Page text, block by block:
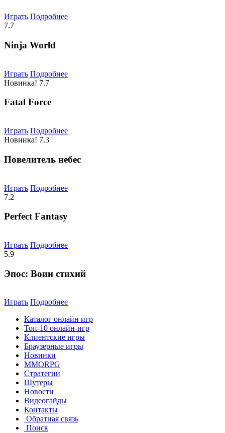
Играть Подробнее
7.7
Ninja World
Играть Подробнее
Новинка! 7.7
Fatal Force
Играть Подробнее
Новинка! 7.3
Повелитель небес
Играть Подробнее
7.2
Perfect Fantasy
Играть Подробнее
5.9
Эпос: Воин стихий
Играть Подробнее
Каталог онлайн игр
Топ-10 онлайн-игр
Клиентские игры
Браузерные игры
Новинки
MMORPG
Стратегии
Шутеры
Новости
Видеогайды
Контакты
Обратная связь
Поиск